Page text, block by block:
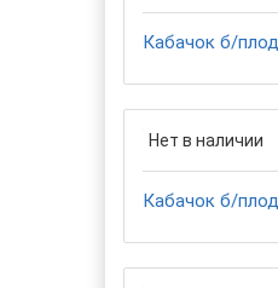
Кабачок б/
Нет в наличии
Кабачок б/